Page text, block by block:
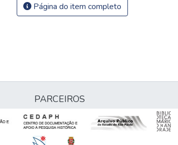
Página do item completo
PARCEIROS